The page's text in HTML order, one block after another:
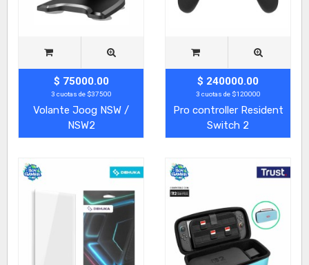
$ 75000.00
3 cuotas de $37500
Volante Joog NSW /
NSW2
$ 240000.00
3 cuotas de $120000
Pro controller Resident
Switch 2